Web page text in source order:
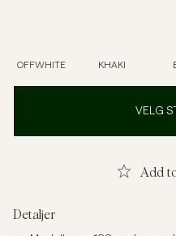
T-skjorter
Undertøy
OFFWHITE KHAKI
VELG
Detaljer